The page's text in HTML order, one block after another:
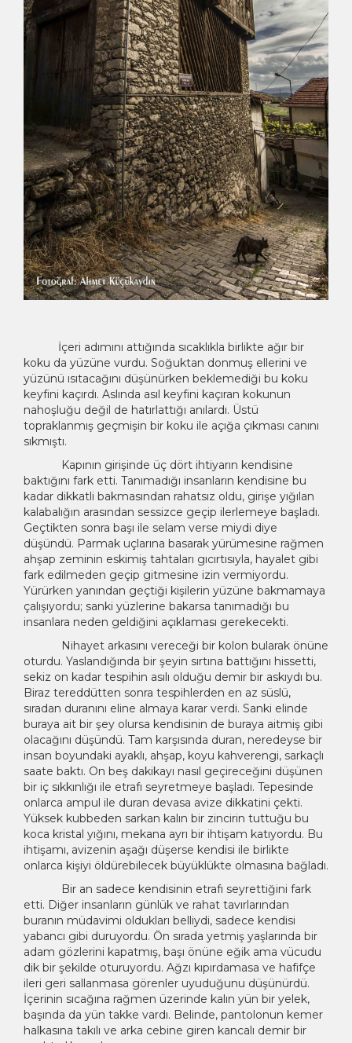
İçeri adımını attığında sıcaklıkla birlikte ağır bir
koku da yüzüne vurdu. Soğuktan donmuş ellerini ve
yüzünü ısıtacağını düşünürken beklemediği bu koku
keyfini kaçırdı. Aslında asıl keyfini kaçıran kokunun
nahoşluğu değil de hatırlattığı anılardı. Üstü
topraklanmış geçmişin bir koku ile açığa çıkması canını
sıkmıştı.
Kapının girişinde üç dört ihtiyarın kendisine
baktığını fark etti. Tanımadığı insanların kendisine bu
kadar dikkatli bakmasından rahatsız oldu, girişe yığılan
kalabalığın arasından sessizce geçip ilerlemeye başladı.
Geçtikten sonra başı ile selam verse miydi diye
düşündü. Parmak uçlarına basarak yürümesine rağmen
ahşap zeminin eskimiş tahtaları gıcırtısıyla, hayalet gibi
fark edilmeden geçip gitmesine izin vermiyordu.
Yürürken yanından geçtiği kişilerin yüzüne bakmamaya
çalışıyordu; sanki yüzlerine bakarsa tanımadığı bu
insanlara neden geldiğini açıklaması gerekecekti.
Nihayet arkasını vereceği bir kolon bularak önüne
oturdu. Yaslandığında bir şeyin sırtına battığını hissetti,
sekiz on kadar tespihin asılı olduğu demir bir askıydı bu.
Biraz tereddütten sonra tespihlerden en az süslü,
sıradan duranını eline almaya karar verdi. Sanki elinde
buraya ait bir şey olursa kendisinin de buraya aitmiş gibi
olacağını düşündü. Tam karşısında duran, neredeyse bir
insan boyundaki ayaklı, ahşap, koyu kahverengi, sarkaçlı
saate baktı. On beş dakikayı nasıl geçireceğini düşünen
bir iç sıkkınlığı ile etrafı seyretmeye başladı. Tepesinde
onlarca ampul ile duran devasa avize dikkatini çekti.
Yüksek kubbeden sarkan kalın bir zincirin tuttuğu bu
koca kristal yığını, mekana ayrı bir ihtişam katıyordu. Bu
ihtişamı, avizenin aşağı düşerse kendisi ile birlikte
onlarca kişiyi öldürebilecek büyüklükte olmasına bağladı.
Bir an sadece kendisinin etrafı seyrettiğini fark
etti. Diğer insanların günlük ve rahat tavırlarından
buranın müdavimi oldukları belliydi, sadece kendisi
yabancı gibi duruyordu. Ön sırada yetmiş yaşlarında bir
adam gözlerini kapatmış, başı önüne eğik ama vücudu
dik bir şekilde oturuyordu. Ağzı kıpırdamasa ve hafifçe
ileri geri sallanmasa görenler uyuduğunu düşünürdü.
İçerinin sıcağına rağmen üzerinde kalın yün bir yelek,
başında da yün takke vardı. Belinde, pantolonun kemer
halkasına takılı ve arka cebine giren kancalı demir bir